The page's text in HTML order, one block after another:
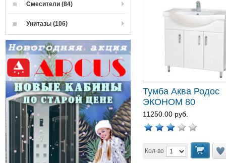
Тумба Аква Родос
ЭКОНОМ 80
11250.00 руб.
Кол-во
Смесители (84)
Унитазы (106)